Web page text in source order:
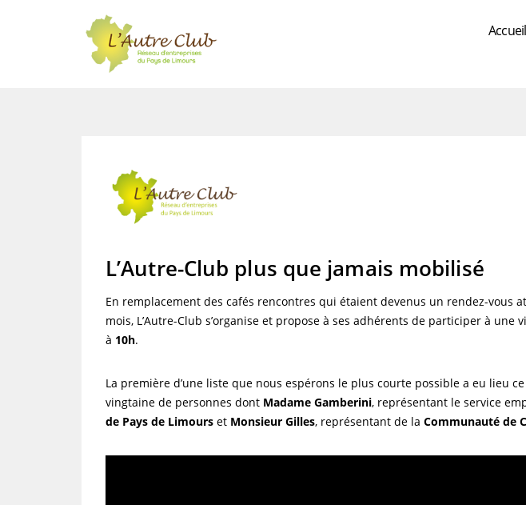
Accueil
L’Autre-Club plus que jamais mobilisé
En remplacement des cafés rencontres qui étaient devenus un rendez-vous
mois, L’Autre-Club s’organise et propose à ses adhérents de participer à une
à 10h.
La première d’une liste que nous espérons le plus courte possible a eu lieu
vingtaine de personnes dont Madame Gamberini, représentant le service
de Pays de Limours et Monsieur Gilles, représentant de la Communauté de